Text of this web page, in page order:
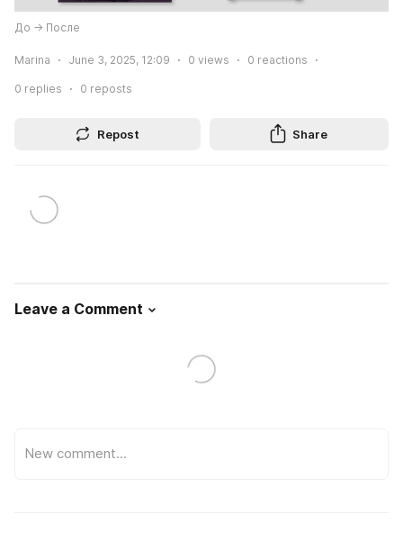
До -> После
Marina June 3, 2025, 12:09 0 views 0 reactions
0 replies 0 reposts
Repost Share
Leave a Comment